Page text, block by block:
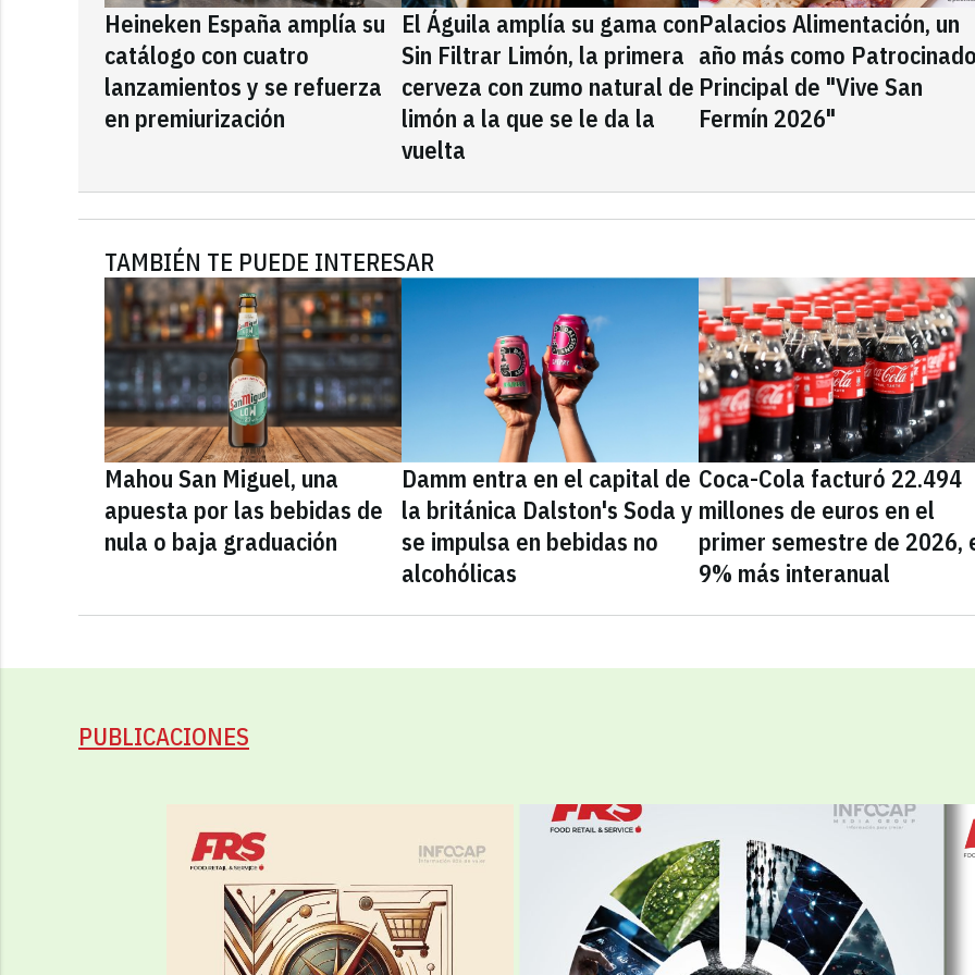
Heineken España amplía su
catálogo con cuatro
lanzamientos y se refuerza
en premiurización
El Águila amplía su gama con
Sin Filtrar Limón, la primera
cerveza con zumo natural de
limón a la que se le da la
vuelta
Palacios Alimentación, un
año más como
Principal de "Vive San
Fermín 2026"
TAMBIÉN TE PUEDE INTERESAR
Mahou San Miguel, una
apuesta por las bebidas de
nula o baja graduación
Damm entra en el capital de
la británica Dalston's Soda y
se impulsa en bebidas no
alcohólicas
Coca-Cola facturó 22.494
millones de euros en el
primer semestre de 2026,
9% más interanual
PUBLICACIONES